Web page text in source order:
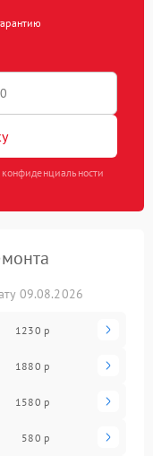
09.08.2026
1230 р
1880 р
1580 р
580 р